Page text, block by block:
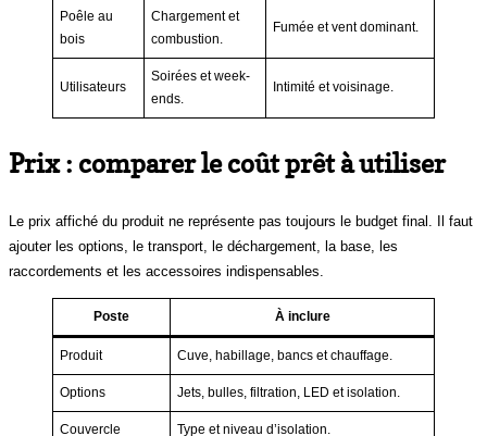
Poêle au
bois
Chargement et
combustion.
Fumée et vent dominant.
Utilisateurs
Soirées et week-
ends.
Intimité et voisinage.
Prix : comparer le coût prêt à utiliser
Le prix affiché du produit ne représente pas toujours le budget final. Il faut
ajouter les options, le transport, le déchargement, la base, les
raccordements et les accessoires indispensables.
Poste À inclure
Produit Cuve, habillage, bancs et chauffage.
Options Jets, bulles, filtration, LED et isolation.
Couvercle Type et niveau d’isolation.